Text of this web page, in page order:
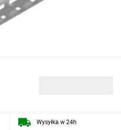
Wysyłka w 24h